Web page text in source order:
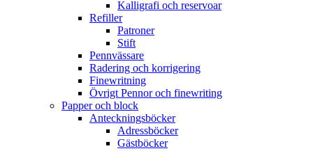
Kalligrafi och reservoar
Refiller
Patroner
Stift
Pennvässare
Radering och korrigering
Finewritning
Övrigt Pennor och finewriting
Papper och block
Anteckningsböcker
Adressböcker
Gästböcker